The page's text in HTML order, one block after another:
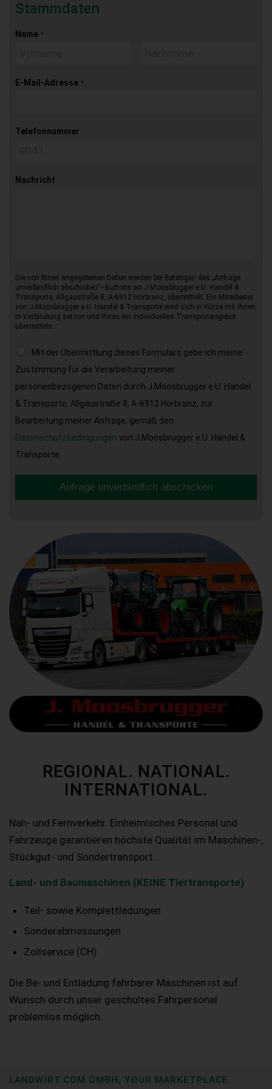
Stammdaten
Name *
E-Mail-Adresse *
Telefonnummer
Nachricht
Die von Ihnen angegebenen Daten werden bei Betätigen des „Anfrage
unverbindlich abschicken“–Buttons an J.Moosbrugger e.U. Handel &
Transporte, Allgäustraße 8, A-6912 Hörbranz, übermittelt. Ein Mitarbeiter
von J.Moosbrugger e.U. Handel & Transporte wird sich in Kürze mit Ihnen
in Verbindung setzen und Ihnen ein individuelles Transportangebot
übermitteln.
Mit der Übermittlung dieses Formulars gebe ich meine
Zustimmung für die Verarbeitung meiner
personenbezogenen Daten durch J.Moosbrugger e.U. Handel
& Transporte, Allgäustraße 8, A-6912 Hörbranz, zur
Bearbeitung meiner Anfrage, gemäß den
Datenschutzbedingungen von J.Moosbrugger e.U. Handel &
Transporte.
Anfrage unverbindlich abschicken
REGIONAL. NATIONAL.
INTERNATIONAL.
Nah- und Fernverkehr. Einheimisches Personal und
Fahrzeuge garantieren höchste Qualität im Maschinen-,
Stückgut- und Sondertransport.
Land- und Baumaschinen (KEINE Tiertransporte)
Teil- sowie Komplettladungen
Sonderabmessungen
Zollservice (CH)
Die Be- und Entladung fahrbarer Maschinen ist auf
Wunsch durch unser geschultes Fahrpersonal
problemlos möglich.
LANDWIRT.COM GMBH, YOUR MARKETPLACE